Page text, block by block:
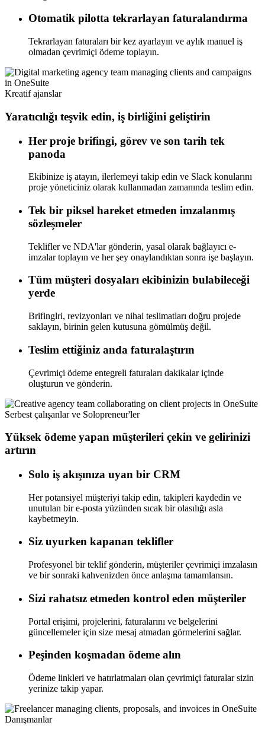
Otomatik pilotta tekrarlayan faturalandırma
Tekrarlayan faturaları bir kez ayarlayın ve aylık manuel iş
olmadan çevrimiçi ödeme toplayın.
Kreatif ajanslar
Yaratıcılığı teşvik edin, iş birliğini geliştirin
Her proje brifingi, görev ve son tarih tek
panoda
Ekibinize iş atayın, ilerlemeyi takip edin ve Slack konularını
proje yöneticiniz olarak kullanmadan zamanında teslim edin.
Tek bir piksel hareket etmeden imzalanmış
sözleşmeler
Teklifler ve NDA'lar gönderin, yasal olarak bağlayıcı e-
imzalar toplayın ve her şey onaylandıktan sonra işe başlayın.
Tüm müşteri dosyaları ekibinizin bulabileceği
yerde
Brifinglri, revizyonları ve nihai teslimatları doğru projede
saklayın, birinin gelen kutusuna gömülmüş değil.
Teslim ettiğiniz anda faturalaştırın
Çevrimiçi ödeme entegreli faturaları dakikalar içinde
oluşturun ve gönderin.
Serbest çalışanlar ve Solopreneur'ler
Yüksek ödeme yapan müşterileri çekin ve gelirinizi
artırın
Solo iş akışınıza uyan bir CRM
Her potansiyel müşteriyi takip edin, takipleri kaydedin ve
unutulan bir e-posta yüzünden sıcak bir olasılığı asla
kaybetmeyin.
Siz uyurken kapanan teklifler
Profesyonel bir teklif gönderin, müşteriler çevrimiçi imzalasın
ve bir sonraki kahvenizden önce anlaşma tamamlansın.
Sizi rahatsız etmeden kontrol eden müşteriler
Portal erişimi, projelerini, faturalarını ve belgelerini
güncellemeler için size mesaj atmadan görmelerini sağlar.
Peşinden koşmadan ödeme alın
Ödeme linkleri ve hatırlatmaları olan çevrimiçi faturalar sizin
yerinize takip yapar.
Danışmanlar